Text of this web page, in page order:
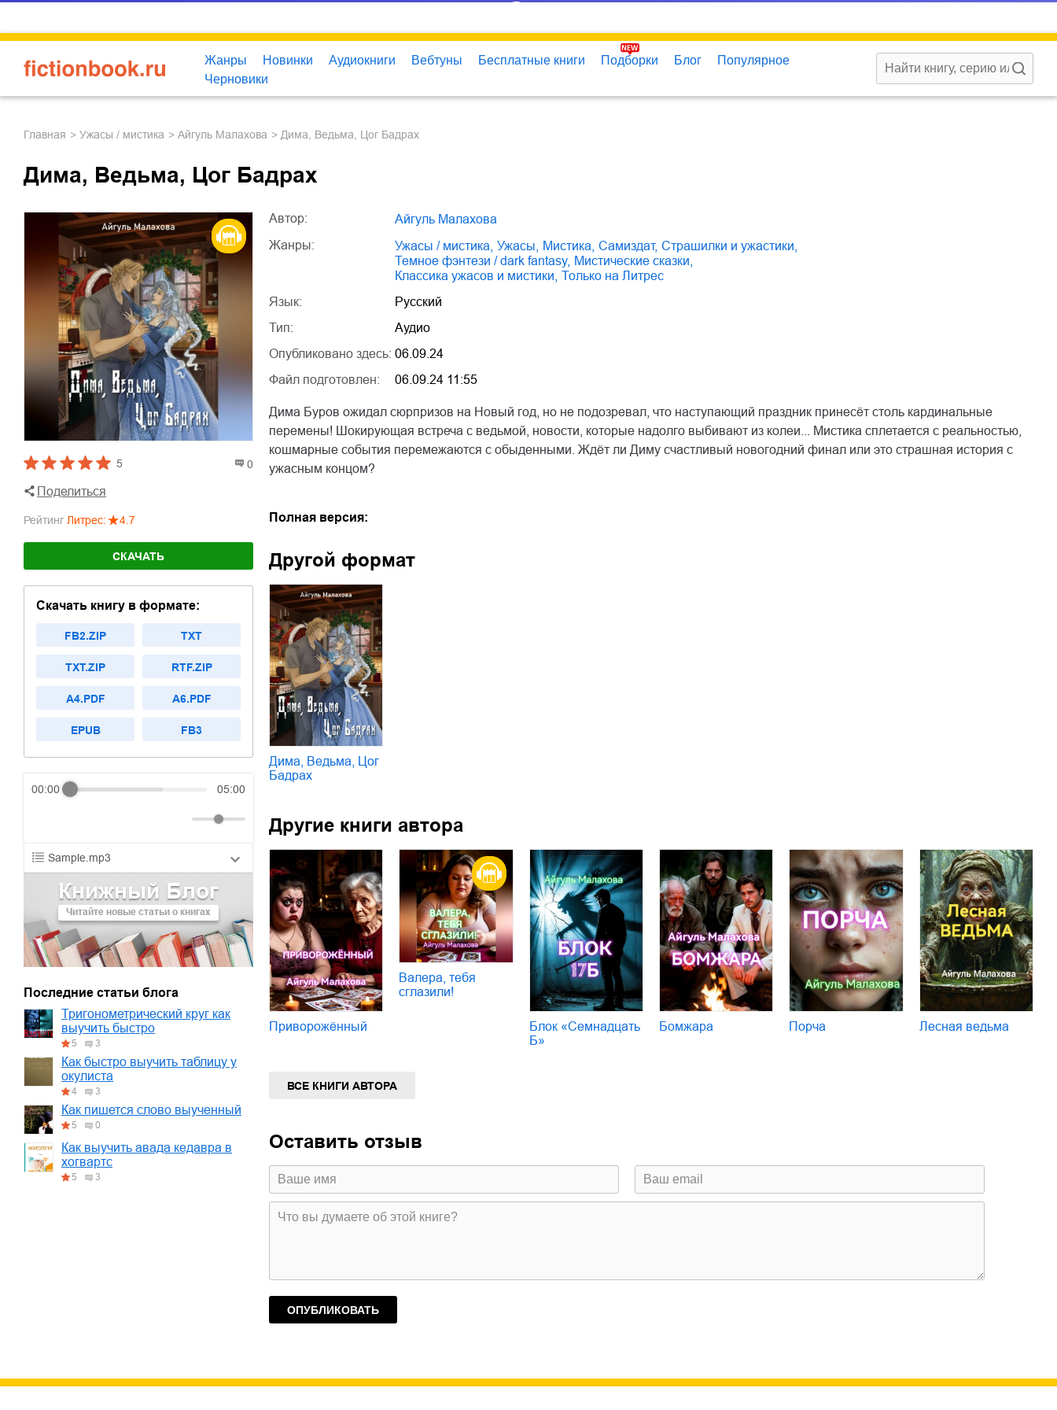
Жанры Новинки Аудиокниги Вебтуны Бесплатные книги Подборки Блог
Популярное
Черновики
Главная ужасы / мистика Айгуль Малахова Дима, Ведьма, Цог Бадрах
Дима, Ведьма, Цог Бадрах
5 0
Поделиться
Рейтинг Литрес: 4.7
СКАЧАТЬ
Скачать книгу в формате:
FB2.ZIP TXT
TXT.ZIP RTF.ZIP
A4.PDF A6.PDF
EPUB FB3
00:00 05:00
Sample.mp3
01.mp3 30:10
02.mp3
03.mp3 20:00
Книжный Блог
Читайте новые статьи о книгах
Последние статьи блога
Тригонометрический круг как
выучить быстро
5 3
Как быстро выучить таблицу у
окулиста
4 3
Как пишется слово выученный
5 0
Как выучить авада кедавра в
хогвартс
5 3
Автор:
Айгуль Малахова
Жанры:
ужасы / мистика ужасы мистика Самиздат, страшилки и ужастики
темное фэнтези / dark fantasy, мистические сказки
классика ужасов и мистики
только на Литрес
Язык:
Русский
Тип:
Аудио
Опубликовано здесь: 06.09.24
Файл подготовлен:
06.09.24 11:55
Дима Буров ожидал сюрпризов на Новый год, но не подозревал, что наступающий праздник принесёт столь кардинальные
перемены! Шокирующая встреча с ведьмой, новости, которые надолго выбивают из колеи... Мистика сплетается с реальностью,
кошмарные события перемежаются с обыденными. Ждёт ли Диму счастливый новогодний финал или это страшная история с
ужасным концом?
Полная версия:
Другой формат
Дима, Ведьма, Цог
Бадрах
Другие книги автора
Приворожённый
Валера, тебя
сглазили!
Блок «Семнадцать
Б»
Бомжара Порча Лесная ведьма
ВСЕ КНИГИ АВТОРА
Оставить отзыв